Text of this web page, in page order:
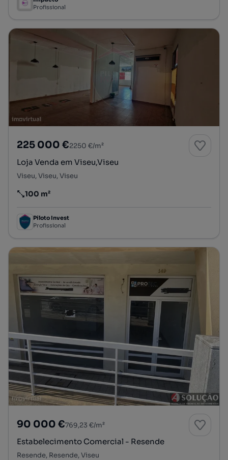
Profissional
225 000 €2250 €/m²
Loja Venda em Viseu,Viseu
Viseu, Viseu, Viseu
Preço por metro quadrado
100 m²
Piloto Invest
Profissional
90 000 €769,23 €/m²
Estabelecimento Comercial - Resende
Resende, Resende, Viseu